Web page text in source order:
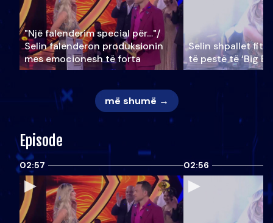
"Një falenderim special për…"/
Selin falënderon produksionin
mes emocionesh të forta
Selin shpallet
të pestë të ‘Big
më shumë →
Episode
02:57 02:56